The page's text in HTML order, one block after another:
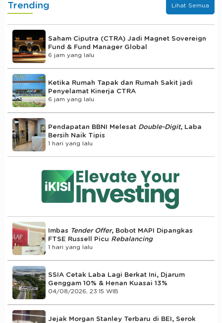
Trending Lihat Semua
Saham Ciputra (CTRA) Jadi Magnet Sovereign
Fund & Fund Manager Global
6 jam yang lalu
Ketika Rumah Tapak dan Rumah Sakit jadi
Penyelamat Kinerja CTRA
6 jam yang lalu
Pendapatan BBNI Melesat Double-Digit, Laba
Bersih Naik Tipis
1 hari yang lalu
Imbas Tender Offer, Bobot MAPI Dipangkas
FTSE Russell Picu Rebalancing
1 hari yang lalu
SSIA Cetak Laba Lagi Berkat Ini, Djarum
Genggam 10% & Henan Kuasai 13%
04/08/2026, 23:15 WIB
Jejak Morgan Stanley Terbaru di BEI, Serok